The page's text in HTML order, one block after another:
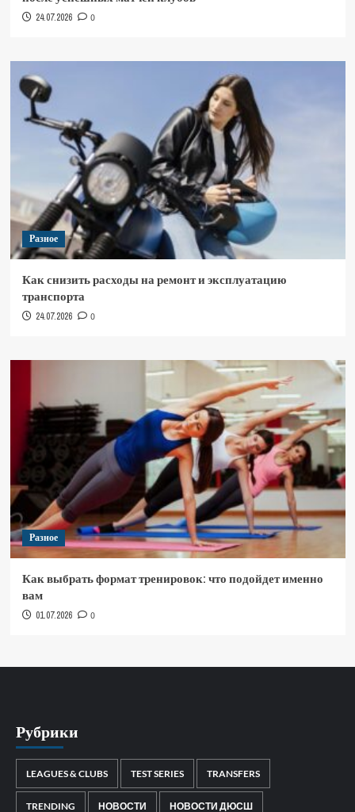
24.07.2026 0
Разное
Как снизить расходы на ремонт и эксплуатацию
транспорта
24.07.2026 0
Разное
Как выбрать формат тренировок: что подойдет именно
вам
01.07.2026 0
Рубрики
LEAGUES & CLUBS TEST SERIES TRANSFERS
TRENDING НОВОСТИ НОВОСТИ ДЮСШ